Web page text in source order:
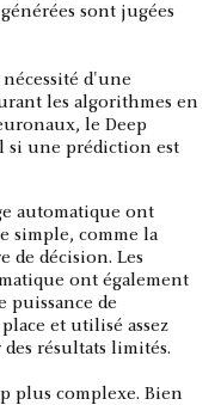
sont jugées
d'une
les algorithmes en
le Deep
si une prédiction est
automatique ont
simple, comme la
de décision. Les
ont également
puissance de
et utilisé assez
résultats limités.
plus complexe. Bien